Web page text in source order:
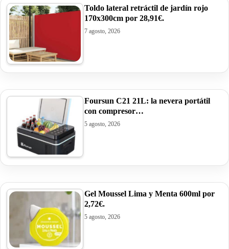
Toldo lateral retráctil de jardín rojo
170x300cm por 28,91€.
7 agosto, 2026
Foursun C21 21L: la nevera portátil
con compresor…
5 agosto, 2026
Gel Moussel Lima y Menta 600ml por
2,72€.
5 agosto, 2026